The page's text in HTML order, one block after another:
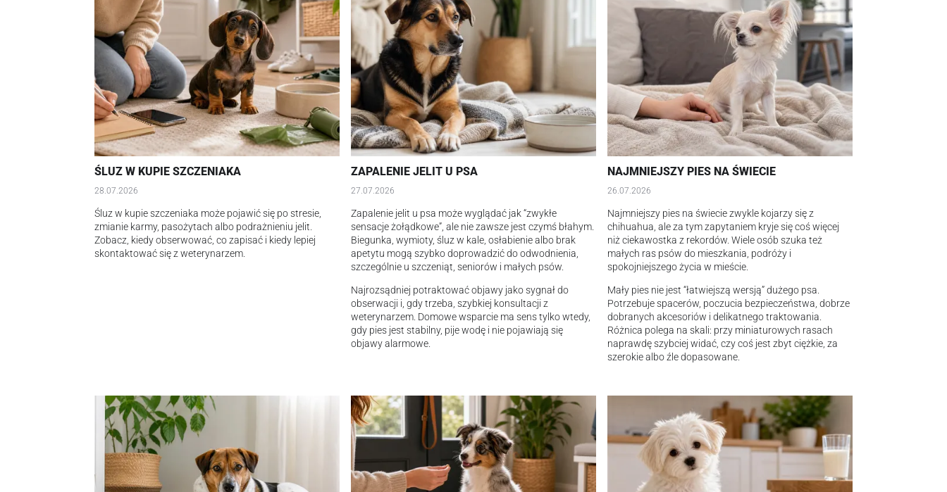
ŚLUZ W KUPIE SZCZENIAKA
28.07.2026
Śluz w kupie szczeniaka może pojawić się po stresie,
zmianie karmy, pasożytach albo podrażnieniu jelit.
Zobacz, kiedy obserwować, co zapisać i kiedy lepiej
skontaktować się z weterynarzem.
ZAPALENIE JELIT U PSA
27.07.2026
Zapalenie jelit u psa może wyglądać jak “zwykłe
sensacje żołądkowe”, ale nie zawsze jest czymś błahym.
Biegunka, wymioty, śluz w kale, osłabienie albo brak
apetytu mogą szybko doprowadzić do odwodnienia,
szczególnie u szczeniąt, seniorów i małych psów.
Najrozsądniej potraktować objawy jako sygnał do
obserwacji i, gdy trzeba, szybkiej konsultacji z
weterynarzem. Domowe wsparcie ma sens tylko wtedy,
gdy pies jest stabilny, pije wodę i nie pojawiają się
objawy alarmowe.
NAJMNIEJSZY PIES NA ŚWIECIE
26.07.2026
Najmniejszy pies na świecie zwykle kojarzy się z
chihuahua, ale za tym zapytaniem kryje się coś więcej
niż ciekawostka z rekordów. Wiele osób szuka też
małych ras psów do mieszkania, podróży i
spokojniejszego życia w mieście.
Mały pies nie jest “łatwiejszą wersją” dużego psa.
Potrzebuje spacerów, poczucia bezpieczeństwa, dobrze
dobranych akcesoriów i delikatnego traktowania.
Różnica polega na skali: przy miniaturowych rasach
naprawdę szybciej widać, czy coś jest zbyt ciężkie, za
szerokie albo źle dopasowane.